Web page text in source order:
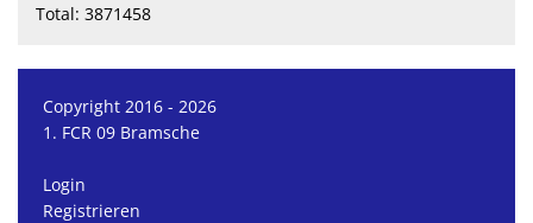
Total: 3871458
Copyright 2016 - 2026
1. FCR 09 Bramsche
Login
Registrieren